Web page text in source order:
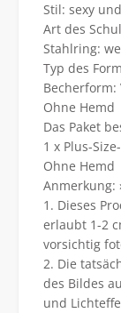
Stil: sexy
Art des
Stahlring:
Typ des
Becherform:
Ohne Hemd
Das Paket
1 x Plus-
Ohne Hemd
Anmerkung:
1. Dieses
erlaubt 1-2
vorsichtig
2. Die
des Bildes
und